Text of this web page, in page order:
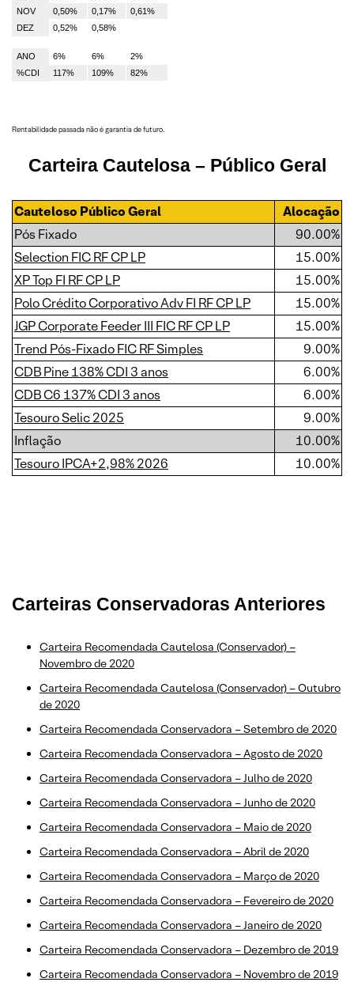
NOV
0,50% 0,17%
0,61%
DEZ
0,52% 0,58%
ANO 6% 6%
2%
%CDI
117% 109% 82%
Rentabilidade passada não é garantia de futuro.
Carteira Cautelosa – Público Geral
Cauteloso Público Geral
Alocação
Pós Fixado
90.00%
Selection FIC RF CP LP
15.00%
XP Top FI RF CP LP
15.00%
Polo Crédito Corporativo Adv FI RF CP LP
15.00%
JGP Corporate Feeder III FIC RF CP LP
15.00%
Trend Pós-Fixado FIC RF Simples
9.00%
CDB Pine 138% CDI 3 anos
6.00%
CDB C6 137% CDI 3 anos
6.00%
Tesouro Selic 2025
9.00%
Inflação
10.00%
Tesouro IPCA+2,98% 2026
10.00%
Carteiras Conservadoras Anteriores
Carteira Recomendada Cautelosa (Conservador) –
Novembro de 2020
Carteira Recomendada Cautelosa (Conservador) – Outubro
de 2020
Carteira Recomendada Conservadora – Setembro de 2020
Carteira Recomendada Conservadora – Agosto de 2020
Carteira Recomendada Conservadora – Julho de 2020
Carteira Recomendada Conservadora – Junho de 2020
Carteira Recomendada Conservadora – Maio de 2020
Carteira Recomendada Conservadora – Abril de 2020
Carteira Recomendada Conservadora – Março de 2020
Carteira Recomendada Conservadora – Fevereiro de 2020
Carteira Recomendada Conservadora – Janeiro de 2020
Carteira Recomendada Conservadora – Dezembro de 2019
Carteira Recomendada Conservadora – Novembro de 2019